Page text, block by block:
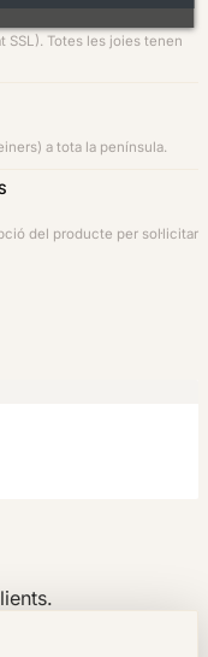
SSL). Totes les joies tenen
a tota la península.
del producte per sol·licitar